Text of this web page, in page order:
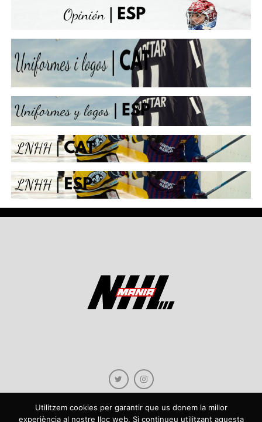
Utilitzem cookies per garantir que us donem la millor
experiència al nostre lloc web. Si continueu utilitzant aquesta